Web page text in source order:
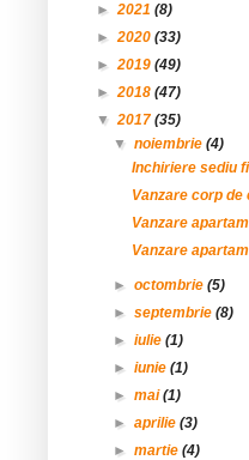
►2021 (8)
►2020 (33)
►2019 (49)
►2018 (47)
▼2017 (35)
▼noiembrie(4)
Inchiriere sediu
Vanzare corp de
Vanzare
Vanzare
►octombrie(5)
►septembrie(8)
►iulie(1)
►iunie(1)
►mai(1)
►aprilie(3)
►martie(4)